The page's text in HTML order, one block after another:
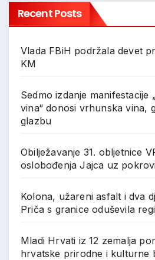
Recent Posts
Vlada FBiH podržala devet
KM
Sedmo izdanje manifestacije
vina“ donosi vrhunska vina,
glazbu
Obilježavanje 31. obljetnice
oslobođenja Jajca uz
Kolona, užareni asfalt i dva
Priča s granice oduševila
Mladi Hrvati iz 12 zemalja
hrvatske prirodne i kulturne